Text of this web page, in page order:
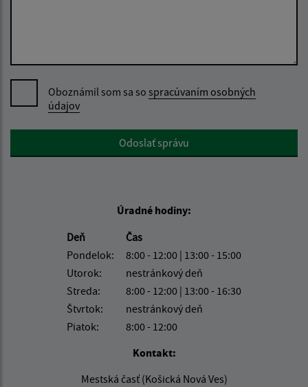
Oboznámil som sa so spracúvaním osobných
údajov
Google reCaptcha ResponseOdoslať správu
Úradné hodiny:
Deň
Čas
Pondelok:
8:00 - 12:00 | 13:00 - 15:00
Utorok:
nestránkový deň
Streda:
8:00 - 12:00 | 13:00 - 16:30
Štvrtok:
nestránkový deň
Piatok:
8:00 - 12:00
Kontakt:
Mestská časť (Košická Nová Ves)